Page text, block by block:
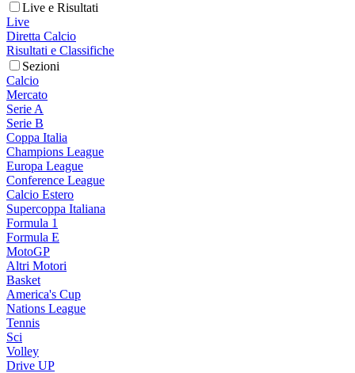
Live e Risultati
Live
Diretta Calcio
Risultati e Classifiche
Sezioni
Calcio
Mercato
Serie A
Serie B
Coppa Italia
Champions League
Europa League
Conference League
Calcio Estero
Supercoppa Italiana
Formula 1
Formula E
MotoGP
Altri Motori
Basket
America's Cup
Nations League
Tennis
Sci
Volley
Drive UP